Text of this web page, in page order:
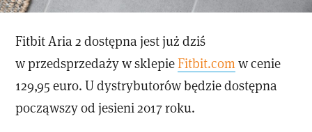
Fitbit Aria 2 dostępna jest już dziś
w przedsprzedaży w sklepieFitbit.comw cenie
129,95 euro. U dystrybutorów będzie dostępna
począwszy od jesieni 2017 roku.